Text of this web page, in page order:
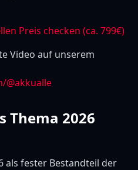
Preis checken (ca. 799€)
Video auf unserem
@akkualle
Thema 2026
als fester Bestandteil der